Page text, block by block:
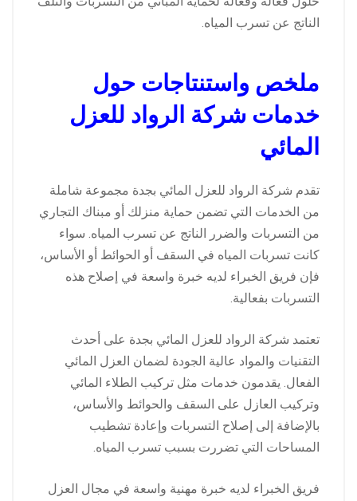
الناتج عن تسرب المياه.
ملخص واستنتاجات حول
خدمات شركة الرواد للعزل
المائي
تقدم شركة الرواد للعزل المائي بجدة مجموعة شاملة
من الخدمات التي تضمن حماية منزلك أو مبناك التجاري
من التسربات والضرر الناتج عن تسرب المياه. سواء
كانت تسربات المياه في السقف أو الحوائط أو الأساس،
فإن فريق الخبراء لديه خبرة واسعة في إصلاح هذه
التسربات بفعالية.
تعتمد شركة الرواد للعزل المائي بجدة على أحدث
التقنيات والمواد عالية الجودة لضمان العزل المائي
الفعال. يقدمون خدمات مثل تركيب الطلاء المائي
وتركيب العازل على السقف والحوائط والأساس،
بالإضافة إلى إصلاح التسربات وإعادة تشطيب
المساحات التي تضررت بسبب تسرب المياه.
فريق الخبراء لديه خبرة مهنية واسعة في مجال العزل